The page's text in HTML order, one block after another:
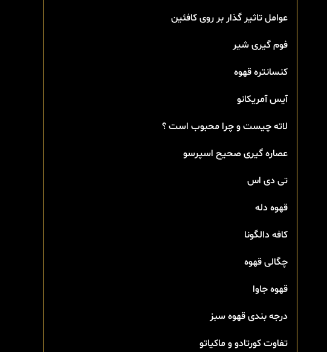
عوامل تاثیر گذار بر روی کافئین
فوم گیری شیر
کنسانتره قهوه
آیس آمریکانو
لاته چیست و چرا محبوب است ؟
عصاره گیری صحیح اسپرسو
تی‌ دی اس
قهوه دله
کافه دالگونا
چگالی قهوه
قهوه جاوا
درجه بندی قهوه سبز
تفاوت کورتادو و ماکیاتو